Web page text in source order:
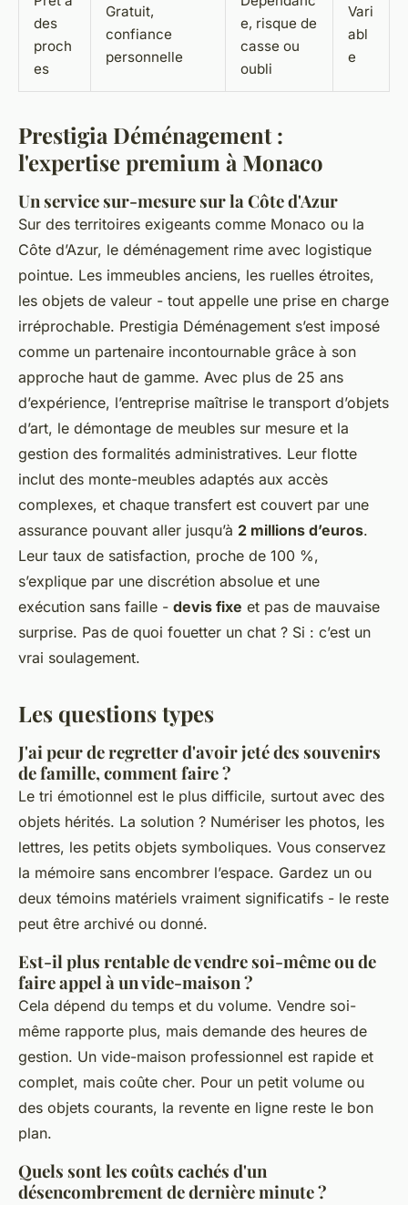
des
proch
es
Gratuit,
confiance
personnelle
e, risque de
casse ou
oubli
Vari
abl
e
Prestigia Déménagement :
l'expertise premium à Monaco
Un service sur-mesure sur la Côte d'Azur
Sur des territoires exigeants comme Monaco ou la
Côte d’Azur, le déménagement rime avec logistique
pointue. Les immeubles anciens, les ruelles étroites,
les objets de valeur - tout appelle une prise en charge
irréprochable. Prestigia Déménagement s’est imposé
comme un partenaire incontournable grâce à son
approche haut de gamme. Avec plus de 25 ans
d’expérience, l’entreprise maîtrise le transport d’objets
d’art, le démontage de meubles sur mesure et la
gestion des formalités administratives. Leur flotte
inclut des monte-meubles adaptés aux accès
complexes, et chaque transfert est couvert par une
assurance pouvant aller jusqu’à 2 millions d’euros.
Leur taux de satisfaction, proche de 100 %,
s’explique par une discrétion absolue et une
exécution sans faille - devis fixe et pas de mauvaise
surprise. Pas de quoi fouetter un chat ? Si : c’est un
vrai soulagement.
Les questions types
J'ai peur de regretter d'avoir jeté des souvenirs
de famille, comment faire ?
Le tri émotionnel est le plus difficile, surtout avec des
objets hérités. La solution ? Numériser les photos, les
lettres, les petits objets symboliques. Vous conservez
la mémoire sans encombrer l’espace. Gardez un ou
deux témoins matériels vraiment significatifs - le reste
peut être archivé ou donné.
Est-il plus rentable de vendre soi-même ou de
faire appel à un vide-maison ?
Cela dépend du temps et du volume. Vendre soi-
même rapporte plus, mais demande des heures de
gestion. Un vide-maison professionnel est rapide et
complet, mais coûte cher. Pour un petit volume ou
des objets courants, la revente en ligne reste le bon
plan.
Quels sont les coûts cachés d'un
désencombrement de dernière minute ?